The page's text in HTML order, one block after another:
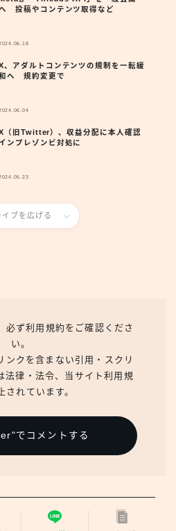
投稿やコンテンツ取得など
、アダルトコンテンツの規制を一転緩
へ 規約変更で
（旧Twitter）、収益分配に本人確認
ンプレゾンビ対処に
イブを広げる
ず利用規約をご確認くださ
い。
ンクを含まない引用・スクリ
法律・法令、当サイト利用規
されています。
でコメントする